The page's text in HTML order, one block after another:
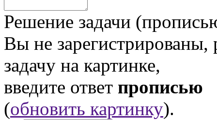
Решение задачи
Вы не
задачу на картинке,
введите ответ прописью
(обновить картинку).